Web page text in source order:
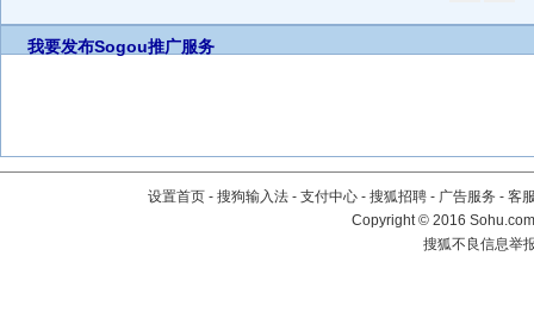
我要发布Sogou推广服务
设置首页 - 搜狗输入法 - 支付中心 - 搜狐招聘 - 广告服务 - 客
Copyright©2016
搜狐不良信息举